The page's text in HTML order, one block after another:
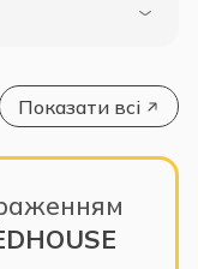
Показати всі